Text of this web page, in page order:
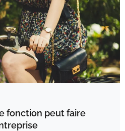
fonction peut faire